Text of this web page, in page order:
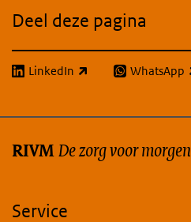
Deel deze pagina
LinkedIn
(externe link) WhatsApp
(externe link)
RIVM De zorg voor morgen
Service